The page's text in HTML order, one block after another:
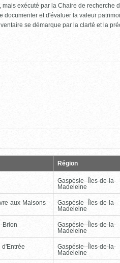
mais exécuté par la Chaire de recherche
documenter et d'évaluer la valeur
se démarque par la clarté et la
Région
Gaspésie--Îles-de-la-
Madeleine
aux-Maisons
Gaspésie--Îles-de-la-
Madeleine
Brion
Gaspésie--Îles-de-la-
Madeleine
d'Entrée
Gaspésie--Îles-de-la-
Madeleine